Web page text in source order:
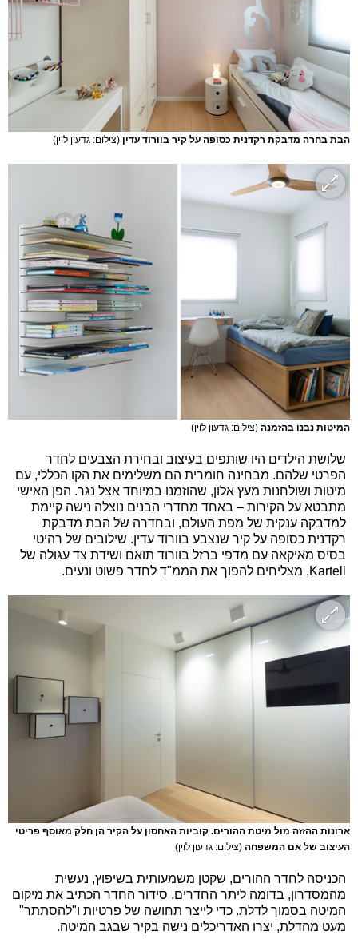
הבת בחרה מדבקת רקדנית כסופה על קיר בוורוד עדין (צילום: גדעון לוין)
המיטות נבנו בהזמנה (צילום: גדעון לוין)
שלושת הילדים היו שותפים בעיצוב ובחירת הצבעים לחדר
הפרטי שלהם. מבחינה חומרית הם משלימים את הקו הכללי, עם
מיטות ושולחנות מעץ אלון, שהוזמנו במיוחד אצל נגר. הפן האישי
מתבטא על הקירות – באחד מחדרי הבנים נוצלה נישה קיימת
למדבקה ענקית של מפת העולם, ובחדרה של הבת מדבקת
רקדנית כסופה על קיר שנצבע בוורוד עדין. שילובים של רהיטי
בסיס מאיקאה עם מדפי ברזל בוורוד תואם ושידת צד עגולה של
Kartell, מצליחים להפוך את הממ"ד לחדר פשוט ונעים.
ארונות ההזזה מול מיטת ההורים. קוביות האחסון על הקיר הן חלק מאוסף פריטי
העיצוב של אם המשפחה (צילום: גדעון לוין)
הכניסה לחדר ההורים, שקטן משמעותית בשיפוץ, נעשית
מהמסדרון, בדומה ליתר החדרים. סידור החדר הכתיב את מיקום
המיטה בסמוך לדלת. כדי לייצר תחושה של פרטיות ו"להסתתר"
מעט מהדלת, יצרו האדריכלים נישה בקיר שבגב המיטה.